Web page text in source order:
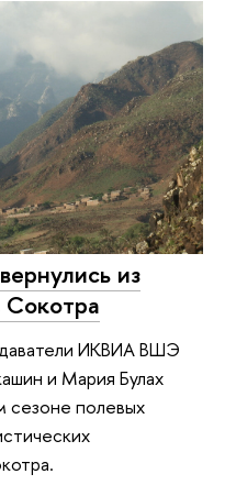
из
Сокотра
ИКВИА ВШЭ
и Мария Булах
сезоне полевых